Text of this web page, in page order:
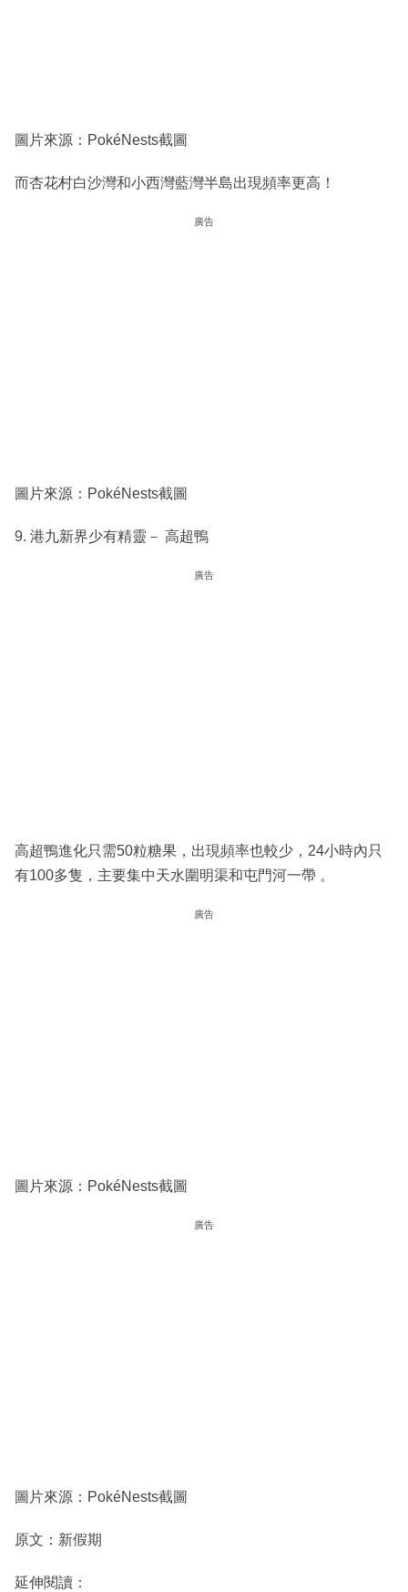
圖片來源：PokéNests截圖
而杏花村白沙灣和小西灣藍灣半島出現頻率更高！
廣告
圖片來源：PokéNests截圖
9. 港九新界少有精靈－ 高超鴨
廣告
高超鴨進化只需50粒糖果，出現頻率也較少，24小時內只
有100多隻，主要集中天水圍明渠和屯門河一帶 。
廣告
圖片來源：PokéNests截圖
廣告
圖片來源：PokéNests截圖
原文：新假期
延伸閱讀：